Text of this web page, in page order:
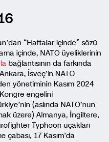
“Haftalar içinde” sözü
içinde, NATO üyeliklerinin
bağlantısının da farkında
İsveç’in NATO
yönetiminin Kasım 2024
engelini
(aslında NATO’nun
üzere) Almanya, İngiltere,
Typhoon uçakları
çabası, 17 Kasım’da